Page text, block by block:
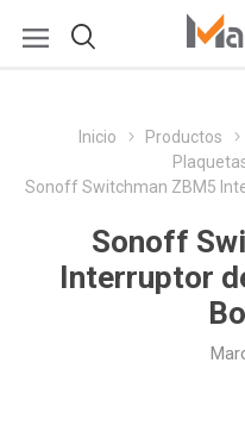
Inicio Productos
Sonoff Switchman ZBM5
Sonoff
Interruptor